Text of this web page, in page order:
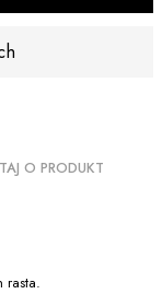
O PRODUKT
rasta.